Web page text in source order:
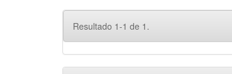
Resultado 1-1 de 1.